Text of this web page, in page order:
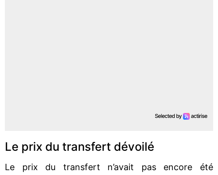
Le prix du transfert dévoilé
Le prix du transfert n’avait pas encore été